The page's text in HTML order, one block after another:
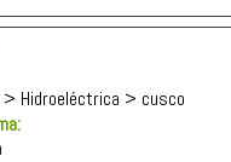
Hidroeléctrica > cusco